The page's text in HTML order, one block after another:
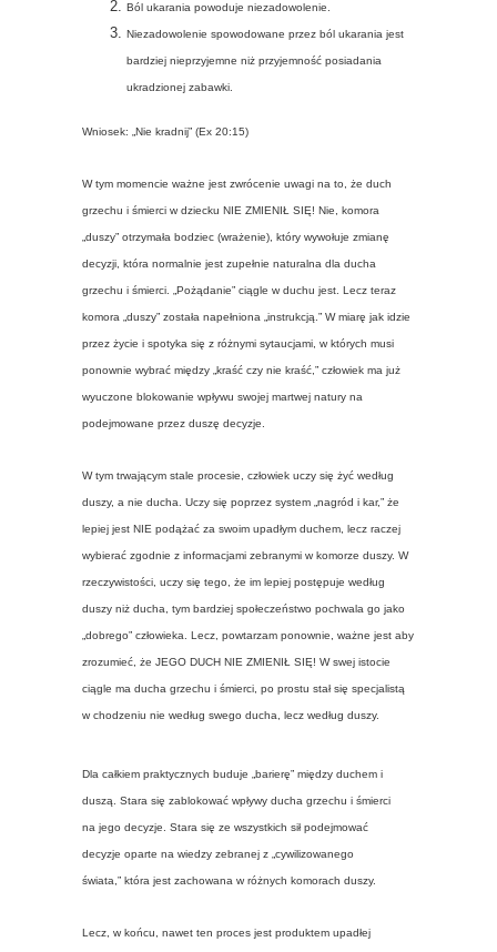
Ból ukarania powoduje niezadowolenie.
Niezadowolenie spowodowane przez ból ukarania jest
bardziej nieprzyjemne niż przyjemność posiadania
ukradzionej zabawki.
Wniosek: „Nie kradnij” (Ex 20:15)
W tym momencie ważne jest zwrócenie uwagi na to, że duch
grzechu i śmierci w dziecku NIE ZMIENIŁ SIĘ! Nie, komora
„duszy” otrzymała bodziec (wrażenie), który wywołuje zmianę
decyzji, która normalnie jest zupełnie naturalna dla ducha
grzechu i śmierci. „Pożądanie” ciągle w duchu jest. Lecz teraz
komora „duszy” została napełniona „instrukcją.” W miarę jak idzie
przez życie i spotyka się z różnymi sytaucjami, w których musi
ponownie wybrać między „kraść czy nie kraść,” człowiek ma już
wyuczone blokowanie wpływu swojej martwej natury na
podejmowane przez duszę decyzje.
W tym trwającym stale procesie, człowiek uczy się żyć według
duszy, a nie ducha. Uczy się poprzez system „nagród i kar,” że
lepiej jest NIE podążać za swoim upadłym duchem, lecz raczej
wybierać zgodnie z informacjami zebranymi w komorze duszy. W
rzeczywistości, uczy się tego, że im lepiej postępuje według
duszy niż ducha, tym bardziej społeczeństwo pochwala go jako
„dobrego” człowieka. Lecz, powtarzam ponownie, ważne jest aby
zrozumieć, że JEGO DUCH NIE ZMIENIŁ SIĘ! W swej istocie
ciągle ma ducha grzechu i śmierci, po prostu stał się specjalistą
w chodzeniu nie według swego ducha, lecz według duszy.
Dla całkiem praktycznych buduje „barierę” między duchem i
duszą. Stara się zablokować wpływy ducha grzechu i śmierci
na jego decyzje. Stara się ze wszystkich sił podejmować
decyzje oparte na wiedzy zebranej z „cywilizowanego
świata,” która jest zachowana w różnych komorach duszy.
Lecz, w końcu, nawet ten proces jest produktem upadłej